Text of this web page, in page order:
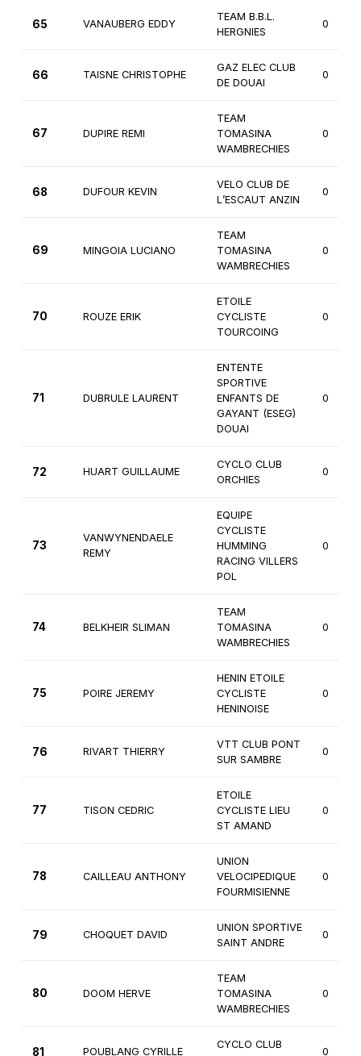
65 VANAUBERG EDDY
TEAM B.B.L.
HERGNIES
0
66 TAISNE CHRISTOPHE
GAZ ELEC CLUB
DE DOUAI
0
67 DUPIRE REMI
TEAM
TOMASINA
WAMBRECHIES
0
68 DUFOUR KEVIN
VELO CLUB DE
L’ESCAUT ANZIN
0
69 MINGOIA LUCIANO
TEAM
TOMASINA
WAMBRECHIES
0
70 ROUZE ERIK
ETOILE
CYCLISTE
TOURCOING
0
71 DUBRULE LAURENT
ENTENTE
SPORTIVE
ENFANTS DE
GAYANT (ESEG)
DOUAI
0
72 HUART GUILLAUME
CYCLO CLUB
ORCHIES
0
73
VANWYNENDAELE
REMY
EQUIPE
CYCLISTE
HUMMING
RACING VILLERS
POL
0
74 BELKHEIR SLIMAN
TEAM
TOMASINA
WAMBRECHIES
0
75 POIRE JEREMY
HENIN ETOILE
CYCLISTE
HENINOISE
0
76 RIVART THIERRY
VTT CLUB PONT
SUR SAMBRE
0
77 TISON CEDRIC
ETOILE
CYCLISTE LIEU
ST AMAND
0
78 CAILLEAU ANTHONY
UNION
VELOCIPEDIQUE
FOURMISIENNE
0
79 CHOQUET DAVID
UNION SPORTIVE
SAINT ANDRE
0
80 DOOM HERVE
TEAM
TOMASINA
WAMBRECHIES
0
81 POUBLANG CYRILLE
CYCLO CLUB
0